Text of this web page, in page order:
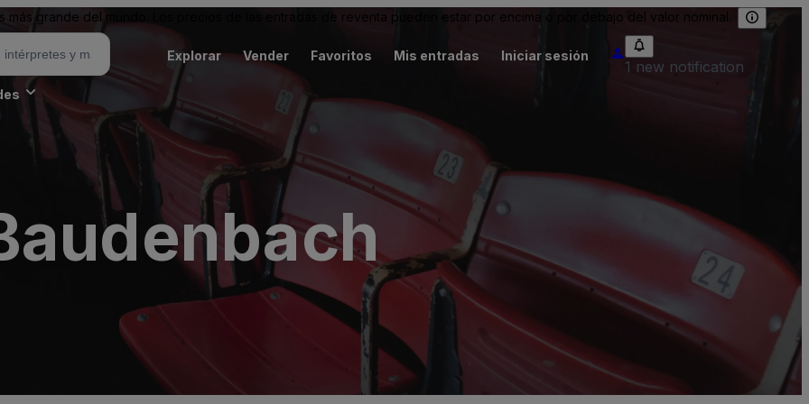
más grande del mundo. Los precios de las entradas de reventa pueden estar por encima o por debajo del valor nominal.
Explorar Vender Favoritos Mis entradas Iniciar sesión
1 new notification